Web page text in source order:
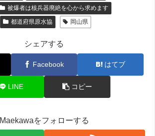
被爆者は核兵器廃絶を心から求めます
都道府県原水協 岡山県
シェアする
Facebook はてブ
LINE コピー
Maekawaをフォローする